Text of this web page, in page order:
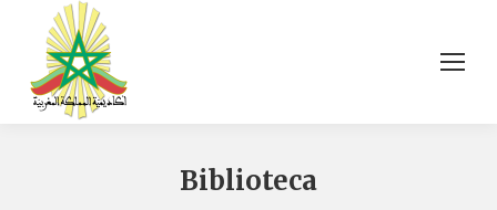
Biblioteca